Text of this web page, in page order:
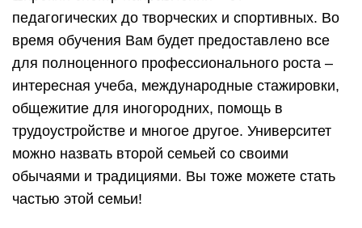
педагогических до творческих и спортивных. Во
время обучения Вам будет предоставлено все
для полноценного профессионального роста –
интересная учеба, международные стажировки,
общежитие для иногородних, помощь в
трудоустройстве и многое другое. Университет
можно назвать второй семьей со своими
обычаями и традициями. Вы тоже можете стать
частью этой семьи!